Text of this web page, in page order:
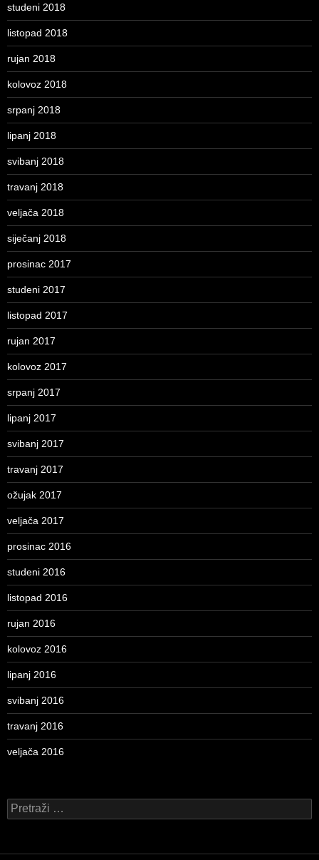
studeni 2018
listopad 2018
rujan 2018
kolovoz 2018
srpanj 2018
lipanj 2018
svibanj 2018
travanj 2018
veljača 2018
siječanj 2018
prosinac 2017
studeni 2017
listopad 2017
rujan 2017
kolovoz 2017
srpanj 2017
lipanj 2017
svibanj 2017
travanj 2017
ožujak 2017
veljača 2017
prosinac 2016
studeni 2016
listopad 2016
rujan 2016
kolovoz 2016
lipanj 2016
svibanj 2016
travanj 2016
veljača 2016
Pretraži: